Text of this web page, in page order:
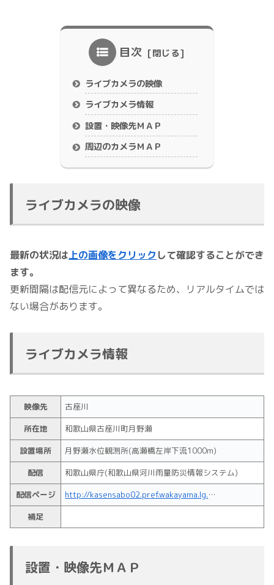
目次
ライブカメラの映像
ライブカメラ情報
設置・映像先ＭＡＰ
周辺のカメラＭＡＰ
ライブカメラの映像
最新の状況は上の画像をクリック して確認することができ
ます。
更新間隔は配信元によって異なるため、リアルタイムでは
ない場合があります。
ライブカメラ情報
映像先
古座川
所在地
和歌山県古座川町月野瀬
設置場所
月野瀬水位観測所(高瀬橋左岸下流1000m)
配信
和歌山県庁(和歌山県河川雨量防災情報システム)
配信ページ
http://kasensabo02.pref.wakayama.lg.jp/suiiDetail.html?ccd=702
補足
設置・映像先ＭＡＰ